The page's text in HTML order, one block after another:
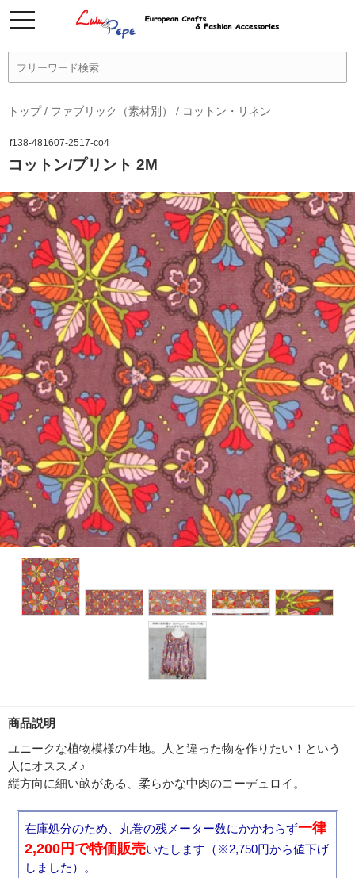
トップ/ ファブリック（素材別） / コットン・リネン
f138-481607-2517-co4
コットン/プリント 2M
商品説明
ユニークな植物模様の生地。人と違った物を作りたい！という
人にオススメ♪
縦方向に細い畝がある、柔らかな中肉のコーデュロイ。
在庫処分のため、丸巻の残メーター数にかかわらず一律
2,200円で特価販売いたします（※2,750円から値下げ
しました）。